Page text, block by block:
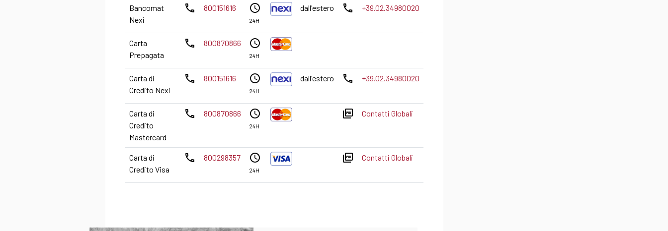
Bancomat
Nexi
phone 800151616 access_time
24H
dall'estero phone +39.02.34980020
Carta
Prepagata
phone 800870866 access_time
24H
Carta di
Credito Nexi
phone 800151616 access_time
24H
dall'estero phone +39.02.34980020
Carta di
Credito
Mastercard
phone 800870866 access_time
24H
picture_as_pdf Contatti Globali
Carta di
Credito Visa
phone 800298357 access_time
24H
picture_as_pdf Contatti Globali